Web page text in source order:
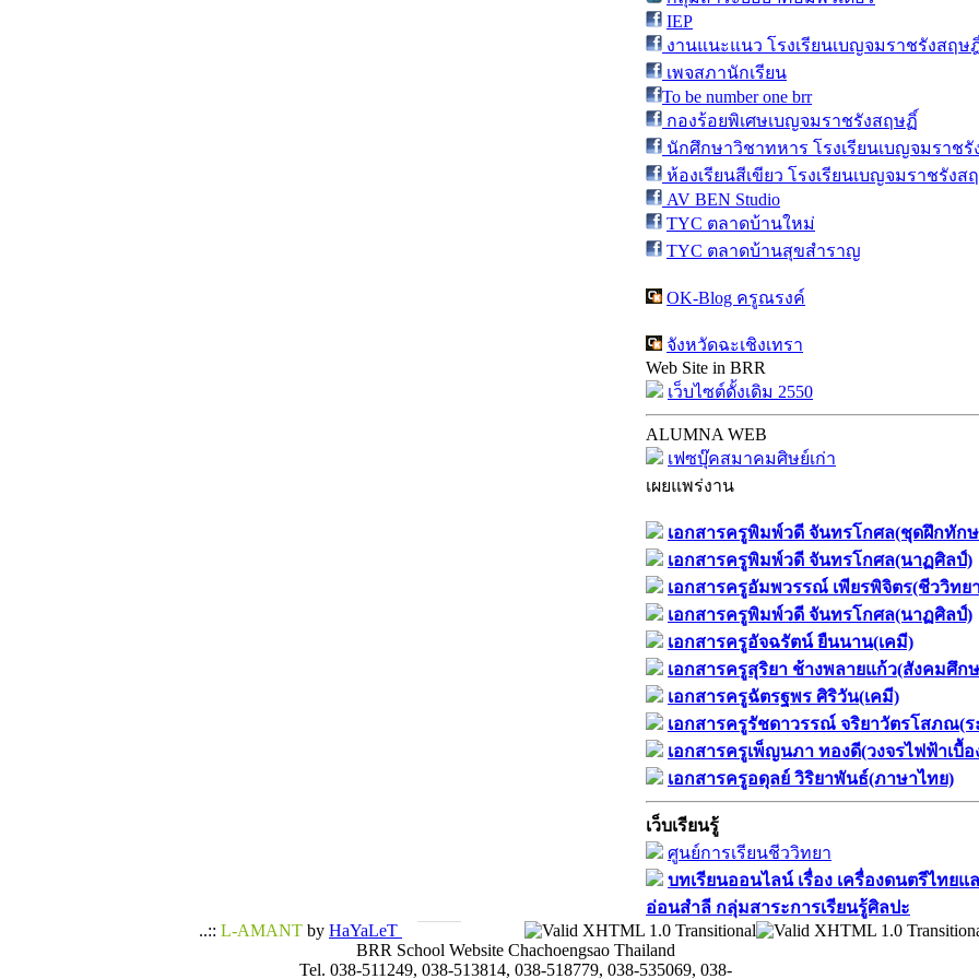
IEP
งานแนะแนว โรงเรียนเบญจมราชรังสฤษ
เพจสภานักเรียน
To be number one brr
กองร้อยพิเศษเบญจมราชรังสฤษฏิ์
นักศึกษาวิชาทหาร โรงเรียนเบญจมราชรั
ห้องเรียนสีเขียว โรงเรียนเบญจมราชรังส
AV BEN Studio
TYC ตลาดบ้านใหม่
TYC ตลาดบ้านสุขสำราญ
OK-Blog ครูณรงค์
จังหวัดฉะเชิงเทรา
Web Site in BRR
เว็บไซต์ดั้งเดิม 2550
ALUMNA WEB
เฟซบุ๊คสมาคมศิษย์เก่า
เผยแพร่งาน
เอกสารครูพิมพ์วดี จันทรโกศล(ชุดฝึกทัก
เอกสารครูพิมพ์วดี จันทรโกศล(นาฏศิลป์)
เอกสารครูอัมพวรรณ์ เพียรพิจิตร(ชีววิทย
เอกสารครูพิมพ์วดี จันทรโกศล(นาฏศิลป์)
เอกสารครูอัจฉรัตน์ ยืนนาน(เคมี)
เอกสารครูสุริยา ช้างพลายแก้ว(สังคมศึก
เอกสารครูฉัตรฐพร ศิริวัน(เคมี)
เอกสารครูรัชดาวรรณ์ จริยาวัตรโสภณ(ร
เอกสารครูเพ็ญนภา ทองดี(วงจรไฟฟ้าเบื้อ
เอกสารครูอดุลย์ วิริยาพันธ์(ภาษาไทย)
เว็บเรียนรู้
ศูนย์การเรียนชีววิทยา
บทเรียนออนไลน์​ เรื่อง​ เครื่องดนตรีไท
อ่อนสำลี​ กลุ่มสาระการเรียนรู้ศิลปะ
..:: L-AMANT by HaYaLeT
BRR School Website Chachoengsao Thailand
Tel. 038-511249, 038-513814, 038-518779, 038-535069, 038-